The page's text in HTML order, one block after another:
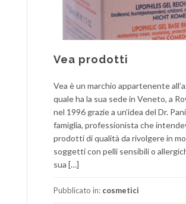
Vea prodotti
Vea è un marchio appartenente
quale ha la sua sede in Veneto, a
nel 1996 grazie a un’idea del Dr.
famiglia, professionista che
prodotti di qualità da rivolgere in
soggetti con pelli sensibili o
sua […]
Pubblicato in: cosmetici